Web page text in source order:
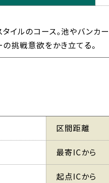
イルのコース。池やバンカ
挑戦意欲をかき立てる。
区間距離
最寄ICから
起点ICから